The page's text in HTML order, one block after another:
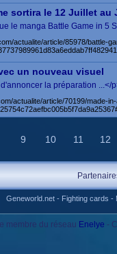
sortira le 12 Juillet au
le manga Battle Game in 5
actualite/article/85978/battle-
un nouveau visuel
la préparation
actualite/article/70199/made-
9 10 11 12
Geneworld.net- Fighting cards -
membre du réseau Enelye -